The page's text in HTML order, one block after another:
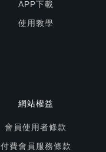
APP下載
使用教學
網站權益
會員使用者條款
付費會員服務條款